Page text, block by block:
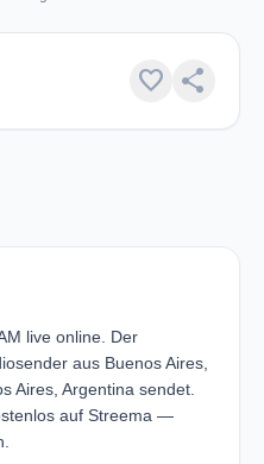
favorite share
live online. Der
aus Buenos Aires,
Aires, Argentina sendet.
auf Streema —